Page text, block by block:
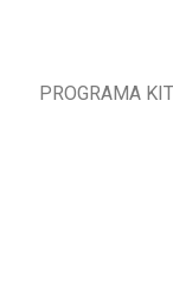
PROGRAMA